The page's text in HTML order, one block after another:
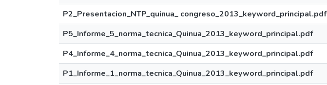
P2_Presentacion_NTP_quinua_ congreso_2013_keyword_principal.pdf
P5_Informe_5_norma_tecnica_Quinua_2013_keyword_principal.pdf
P4_Informe_4_norma_tecnica_Quinua_2013_keyword_principal.pdf
P1_Informe_1_norma_tecnica_Quinua_2013_keyword_principal.pdf